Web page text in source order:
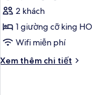
Room
Sea
and
View
2 khách
1 giường cỡ king
Wifi miễn phí
Xem thêm chi tiết
Chi